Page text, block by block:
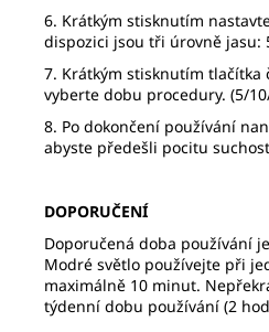
6. Krátkým stisknutím
dispozici jsou tři úrovně jasu:
7. Krátkým stisknutím tlačítka
vyberte dobu procedury. (5/
8. Po dokončení používání
abyste předešli pocitu
DOPORUČENÍ
Doporučená doba používání
Modré světlo používejte při
maximálně 10 minut.
týdenní dobu používání (2